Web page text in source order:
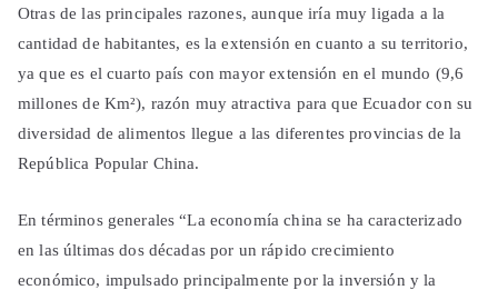
Otras de las principales razones, aunque iría muy ligada a la
cantidad de habitantes, es la extensión en cuanto a su territorio,
ya que es el cuarto país con mayor extensión en el mundo (9,6
millones de Km²), razón muy atractiva para que Ecuador con su
diversidad de alimentos llegue a las diferentes provincias de la
República Popular China.
En términos generales “La economía china se ha caracterizado
en las últimas dos décadas por un rápido crecimiento
económico, impulsado principalmente por la inversión y la